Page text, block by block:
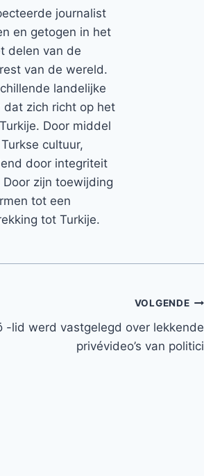
journalist
en getogen in het
delen van de
van de wereld.
landelijke
dat zich richt op het
Door middel
cultuur,
door integriteit
zijn toewijding
tot een
tot Turkije.
VOLGENDE
-lid werd vastgelegd over lekkende
privévideo’s van politici